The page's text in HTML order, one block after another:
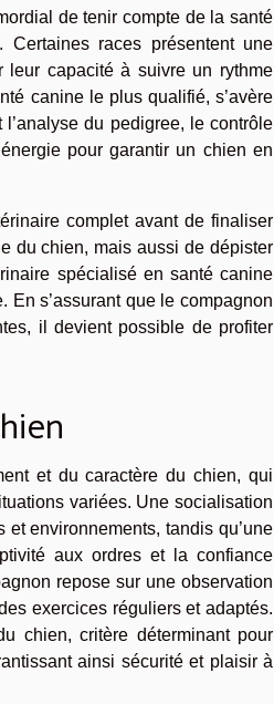
de tenir compte de la santé
races présentent une
leur capacité à suivre un rythme
canine le plus qualifié, s’avère
du pedigree, le contrôle
pour garantir un chien en
complet avant de finaliser
du chien, mais aussi de dépister
spécialisé en santé canine
En s’assurant que le compagnon
il devient possible de profiter
et du caractère du chien, qui
variées. Une socialisation
environnements, tandis qu’une
aux ordres et la confiance
repose sur une observation
exercices réguliers et adaptés.
chien, critère déterminant pour
ainsi sécurité et plaisir à